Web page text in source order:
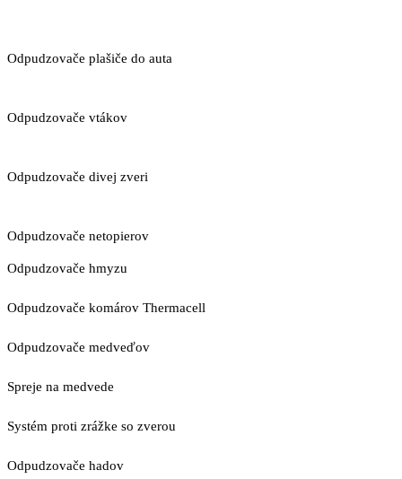
Odpudzovače plašiče do auta
Odpudzovače vtákov
Odpudzovače divej zveri
Odpudzovače netopierov
Odpudzovače hmyzu
Odpudzovače komárov Thermacell
Odpudzovače medveďov
Spreje na medvede
Systém proti zrážke so zverou
Odpudzovače hadov